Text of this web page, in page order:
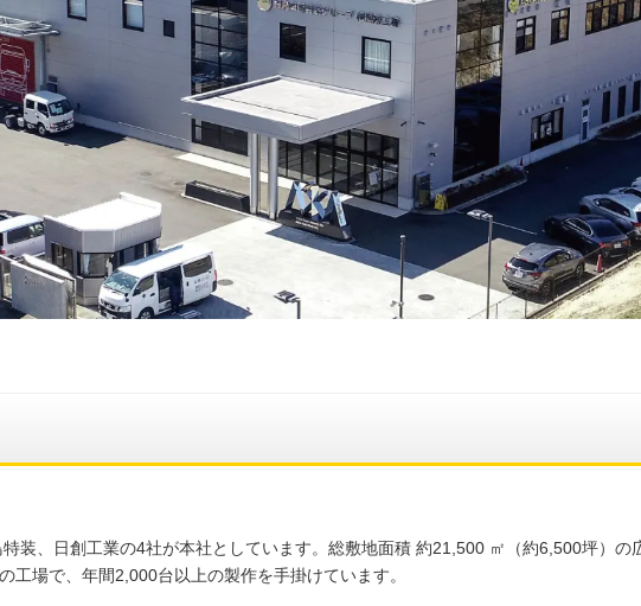
装、日創工業の4社が本社としています。総敷地面積 約21,500 ㎡（約6,500坪）の
場で、年間2,000台以上の製作を手掛けています。